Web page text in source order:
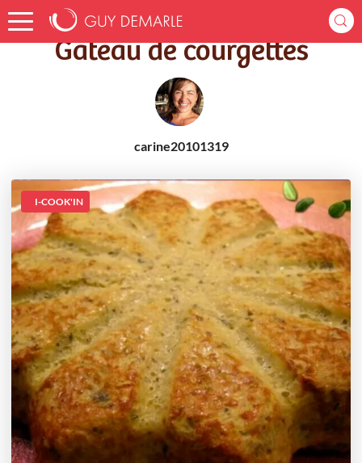
Accueil Recettes Gâteau de courgettes
Gâteau de courgettes
carine20101319
I-COOK'IN